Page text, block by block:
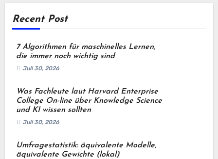
Recent Post
7 Algorithmen für maschinelles Lernen,
die immer noch wichtig sind
Juli 30, 2026
Was Fachleute laut Harvard Enterprise
College On-line über Knowledge Science
und KI wissen sollten
Juli 30, 2026
Umfragestatistik: äquivalente Modelle,
äquivalente Gewichte (lokal)